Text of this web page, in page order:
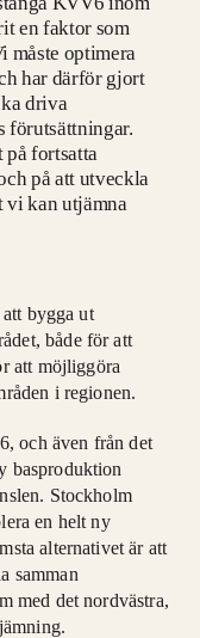
en faktor som
måste optimera
har därför gjort
driva
förutsättningar.
på fortsatta
på att utveckla
vi kan utjämna
bygga ut
både för att
att möjliggöra
i regionen.
och även från det
basproduktion
Stockholm
en helt ny
alternativet är att
samman
med det nordvästra,